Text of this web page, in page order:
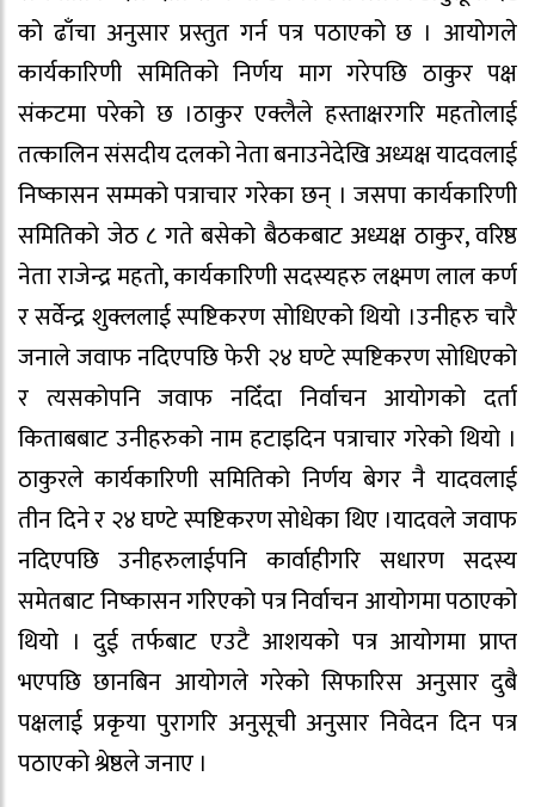
को ढाँचा अनुसार प्रस्तुत गर्न पत्र पठाएको छ । आयोगले
कार्यकारिणी समितिको निर्णय माग गरेपछि ठाकुर पक्ष
संकटमा परेको छ ।ठाकुर एक्लैले हस्ताक्षरगरि महतोलाई
तत्कालिन संसदीय दलको नेता बनाउनेदेखि अध्यक्ष यादवलाई
निष्कासन सम्मको पत्राचार गरेका छन् । जसपा कार्यकारिणी
समितिको जेठ ८ गते बसेको बैठकबाट अध्यक्ष ठाकुर, वरिष्ठ
नेता राजेन्द्र महतो, कार्यकारिणी सदस्यहरु लक्ष्मण लाल कर्ण
र सर्वेन्द्र शुक्ललाई स्पष्टिकरण सोधिएको थियो ।उनीहरु चारै
जनाले जवाफ नदिएपछि फेरी २४ घण्टे स्पष्टिकरण सोधिएको
र त्यसकोपनि जवाफ नदिँदा निर्वाचन आयोगको दर्ता
किताबबाट उनीहरुको नाम हटाइदिन पत्राचार गरेको थियो ।
ठाकुरले कार्यकारिणी समितिको निर्णय बेगर नै यादवलाई
तीन दिने र २४ घण्टे स्पष्टिकरण सोधेका थिए ।यादवले जवाफ
नदिएपछि उनीहरुलाईपनि कार्वाहीगरि सधारण सदस्य
समेतबाट निष्कासन गरिएको पत्र निर्वाचन आयोगमा पठाएको
थियो । दुई तर्फबाट एउटै आशयको पत्र आयोगमा प्राप्त
भएपछि छानबिन आयोगले गरेको सिफारिस अनुसार दुबै
पक्षलाई प्रकृया पुरागरि अनुसूची अनुसार निवेदन दिन पत्र
पठाएको श्रेष्ठले जनाए ।